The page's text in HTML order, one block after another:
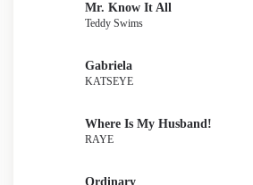
Mr. Know It All
Teddy Swims
Gabriela
KATSEYE
Where Is My Husband!
RAYE
Ordinary